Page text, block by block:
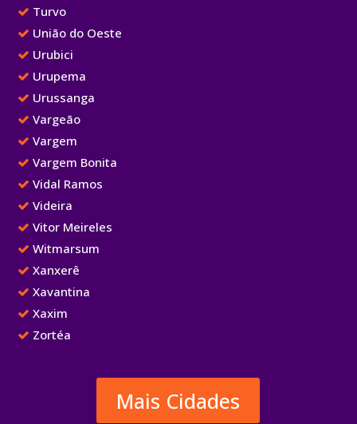
Turvo
União do Oeste
Urubici
Urupema
Urussanga
Vargeão
Vargem
Vargem Bonita
Vidal Ramos
Videira
Vitor Meireles
Witmarsum
Xanxerê
Xavantina
Xaxim
Zortéa
Mais Cidades